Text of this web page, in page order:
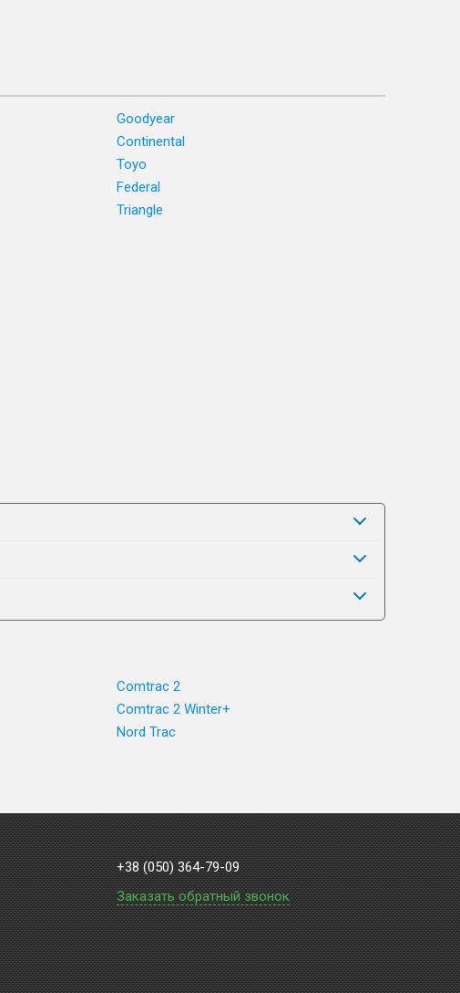
Goodyear
Continental
Toyo
Federal
Triangle
Comtrac 2
Comtrac 2 Winter+
Nord Trac
+38 (050) 364-79-09
Заказать обратный звонок